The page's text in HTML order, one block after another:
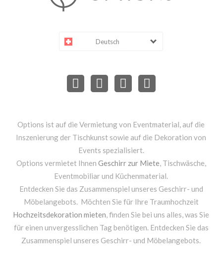
Deutsch
Options ist auf die Vermietung von Eventmaterial, auf die
Inszenierung der Tischkunst sowie auf die Dekoration von
Events spezialisiert.
Options vermietet Ihnen Geschirr zur Miete, Tischwäsche,
Eventmobiliar und Küchenmaterial.
Entdecken Sie das Zusammenspiel unseres Geschirr- und
Möbelangebots. Möchten Sie für Ihre Traumhochzeit
Hochzeitsdekoration mieten, finden Sie bei uns alles, was Sie
für einen unvergesslichen Tag benötigen. Entdecken Sie das
Zusammenspiel unseres Geschirr- und Möbelangebots.